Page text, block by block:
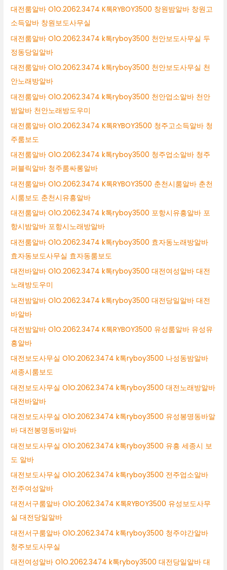
대전룸알바 O1O.2062.3474 K톡RYBOY3500 창원밤알바 창원고
소득알바 창원보도사무실
대전룸알바 O1O.2062.3474 k톡ryboy3500 천안보도사무실 두
정동당일알바
대전룸알바 O1O.2062.3474 k톡ryboy3500 천안보도사무실 천
안노래방알바
대전룸알바 O1O.2062.3474 k톡ryboy3500 천안업소알바 천안
밤알바 천안노래방도우미
대전룸알바 O1O.2062.3474 K톡RYBOY3500 청주고소득알바 청
주룸보도
대전룸알바 O1O.2062.3474 k톡ryboy3500 청주업소알바 청주
퍼블릭알바 청주룸싸롱알바
대전룸알바 O1O.2062.3474 K톡RYBOY3500 춘천시룸알바 춘천
시룸보도 춘천시유흥알바
대전룸알바 O1O.2062.3474 k톡ryboy3500 포항시유흥알바 포
항시밤알바 포항시노래방알바
대전룸알바 O1O.2062.3474 k톡ryboy3500 효자동노래방알바
효자동보도사무실 효자동룸보도
대전바알바 O1O.2062.3474 k톡ryboy3500 대전여성알바 대전
노래방도우미
대전밤알바 O1O.2062.3474 k톡ryboy3500 대전당일알바 대전
바알바
대전밤알바 O1O.2062.3474 K톡RYBOY3500 유성룸알바 유성유
흥알바
대전보도사무실 O1O.2062.3474 k톡ryboy3500 나성동밤알바
세종시룸보도
대전보도사무실 O1O.2062.3474 k톡ryboy3500 대전노래방알바
대전바알바
대전보도사무실 O1O.2062.3474 k톡ryboy3500 유성봉명동바알
바 대전봉명동바알바
대전보도사무실 O1O.2062.3474 k톡ryboy3500 유흥 세종시 보
도 알바
대전보도사무실 O1O.2062.3474 k톡ryboy3500 전주업소알바
전주여성알바
대전서구룸알바 O1O.2062.3474 K톡RYBOY3500 유성보도사무
실 대전당일알바
대전서구룸알바 O1O.2062.3474 k톡ryboy3500 청주야간알바
청주보도사무실
대전여성알바 O1O.2062.3474 k톡ryboy3500 대전당일알바 대